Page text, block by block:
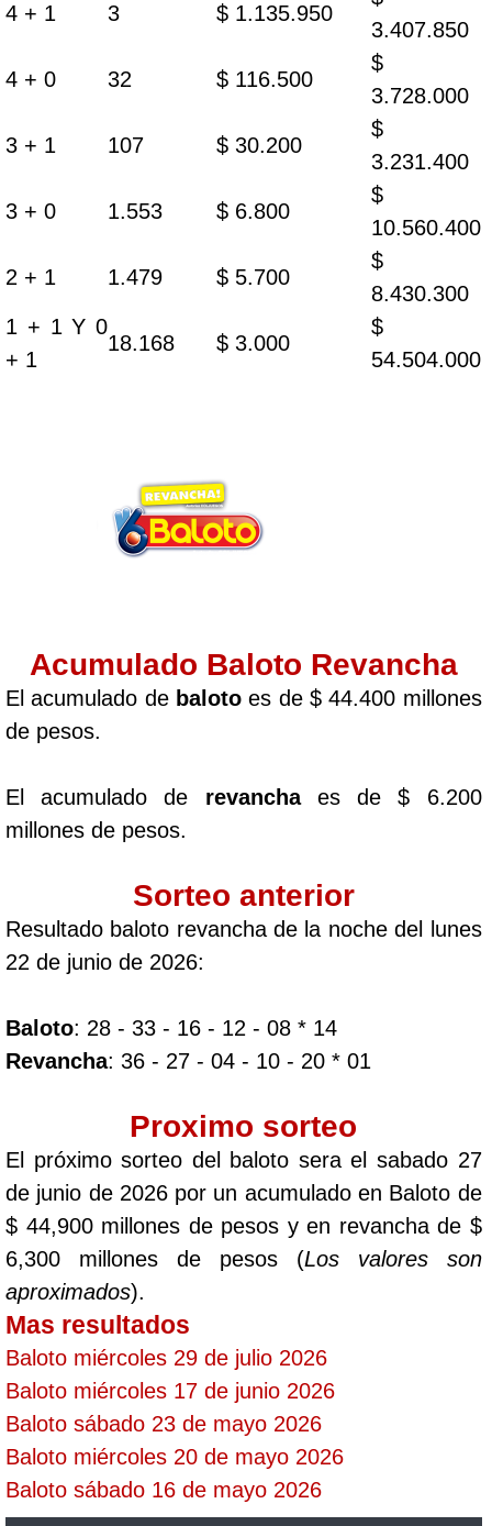
4 + 1 3 $ 1.135.950
3.407.850
4 + 0 32 $ 116.500
$
3.728.000
3 + 1 107 $ 30.200
$
3.231.400
3 + 0 1.553 $ 6.800
$
10.560.400
2 + 1 1.479 $ 5.700
$
8.430.300
1 + 1 Y 0
+ 1
18.168 $ 3.000
$
54.504.000
Acumulado Baloto Revancha
El acumulado de balotoes de $ 44.400 millones
de pesos.
El acumulado de revanchaes de $ 6.200
millones de pesos.
Sorteo anterior
Resultado baloto revancha de la noche del lunes
22 de junio de 2026:
Baloto: 28 - 33 - 16 - 12 - 08 * 14
Revancha: 36 - 27 - 04 - 10 - 20 * 01
Proximo sorteo
El próximo sorteo del baloto sera el sabado 27
de junio de 2026 por un acumulado en Baloto de
$ 44,900 millones de pesos y en revancha de $
6,300 millones de pesos (Los valores son
aproximados).
Mas resultados
Baloto miércoles 29 de julio 2026
Baloto miércoles 17 de junio 2026
Baloto sábado 23 de mayo 2026
Baloto miércoles 20 de mayo 2026
Baloto sábado 16 de mayo 2026